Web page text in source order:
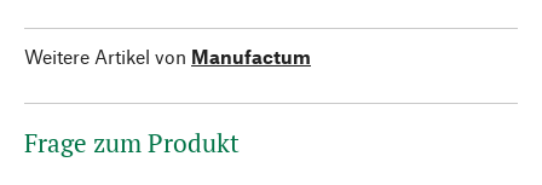
Weitere Artikel von Manufactum
Frage zum Produkt